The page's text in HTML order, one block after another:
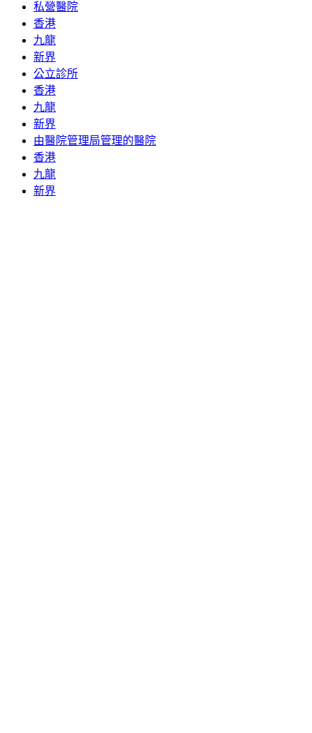
私營醫院
香港
九龍
新界
公立診所
香港
九龍
新界
由醫院管理局管理的醫院
香港
九龍
新界